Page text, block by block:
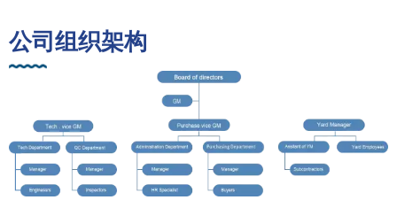
公司组织架构